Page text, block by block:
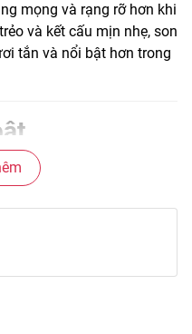
mọng và rạng rỡ hơn khi
và kết cấu mịn nhẹ, son
tắn và nổi bật hơn trong
căng mọng tự nhiên.
nhìn đầy đặn hơn.
cho đôi môi.
khi cần dặm son.